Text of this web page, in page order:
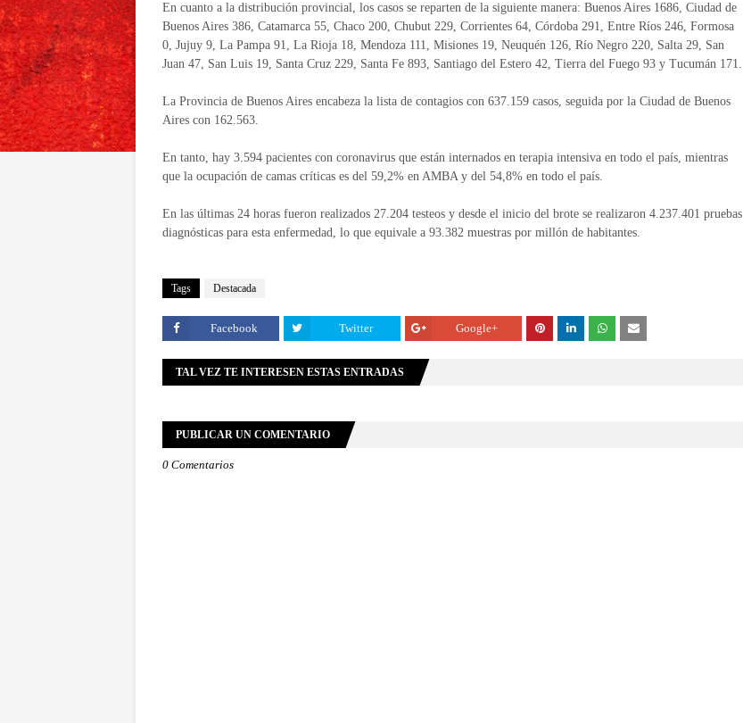
En cuanto a la distribución provincial, los casos se reparten de la siguiente manera: Buenos Aires 1686, Ciudad de
Buenos Aires 386, Catamarca 55, Chaco 200, Chubut 229, Corrientes 64, Córdoba 291, Entre Ríos 246, Formosa
0, Jujuy 9, La Pampa 91, La Rioja 18, Mendoza 111, Misiones 19, Neuquén 126, Río Negro 220, Salta 29, San
Juan 47, San Luis 19, Santa Cruz 229, Santa Fe 893, Santiago del Estero 42, Tierra del Fuego 93 y Tucumán 171.
La Provincia de Buenos Aires encabeza la lista de contagios con 637.159 casos, seguida por la Ciudad de Buenos
Aires con 162.563.
En tanto, hay 3.594 pacientes con coronavirus que están internados en terapia intensiva en todo el país, mientras
que la ocupación de camas críticas es del 59,2% en AMBA y del 54,8% en todo el país.
En las últimas 24 horas fueron realizados 27.204 testeos y desde el inicio del brote se realizaron 4.237.401 pruebas
diagnósticas para esta enfermedad, lo que equivale a 93.382 muestras por millón de habitantes.
Tags Destacada
Facebook Twitter Google+
TAL VEZ TE INTERESEN ESTAS ENTRADAS
PUBLICAR UN COMENTARIO
0 Comentarios